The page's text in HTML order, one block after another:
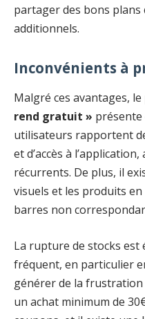
partager des bons
additionnels.
Inconvénients à
Malgré ces avantages,
rend gratuit » présente
utilisateurs rapportent
et d’accès à
récurrents. De plus, il
visuels et les produits en
barres non
La rupture de stocks
fréquent, en particulier
générer de la frustration
un achat minimum de